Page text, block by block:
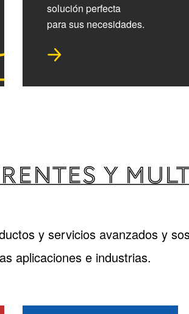
solución perfecta
para sus necesidades.
Y
y servicios avanzados y
aplicaciones e industrias.